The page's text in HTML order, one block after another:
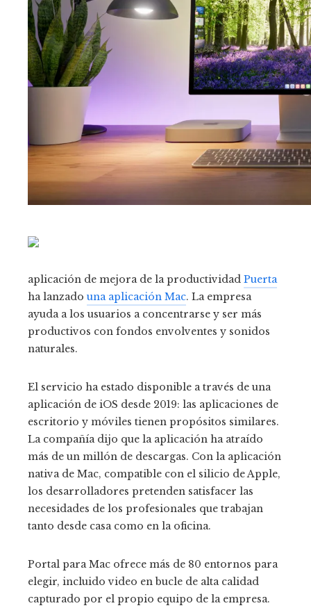
aplicación de mejora de la productividad Puerta
ha lanzado una aplicación Mac. La empresa
ayuda a los usuarios a concentrarse y ser más
productivos con fondos envolventes y sonidos
naturales.
El servicio ha estado disponible a través de una
aplicación de iOS desde 2019: las aplicaciones de
escritorio y móviles tienen propósitos similares.
La compañía dijo que la aplicación ha atraído
más de un millón de descargas. Con la aplicación
nativa de Mac, compatible con el silicio de Apple,
los desarrolladores pretenden satisfacer las
necesidades de los profesionales que trabajan
tanto desde casa como en la oficina.
Portal para Mac ofrece más de 80 entornos para
elegir, incluido video en bucle de alta calidad
capturado por el propio equipo de la empresa.